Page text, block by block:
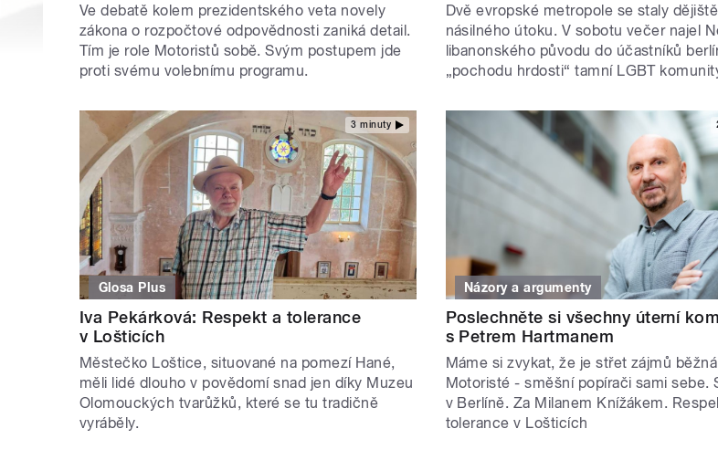
Ve debatě kolem prezidentského veta novely
zákona o rozpočtové odpovědnosti zaniká detail.
Tím je role Motoristů sobě. Svým postupem jde
proti svému volebnímu programu.
Dvě evropské metropole se staly
násilného útoku. V sobotu večer najel
libanonského původu do účastníků
„pochodu hrdosti“ tamní LGBT
3 minuty
Glosa Plus
Iva Pekárková: Respekt a tolerance
v Lošticích
Městečko Loštice, situované na pomezí Hané,
měli lidé dlouho v povědomí snad jen díky Muzeu
Olomouckých tvarůžků, které se tu tradičně
vyráběly.
Názory a argumenty
Poslechněte si všechny úterní
s Petrem Hartmanem
Máme si zvykat, že je střet zájmů
Motoristé - směšní popírači sami sebe.
v Berlíně. Za Milanem Knížákem.
tolerance v Lošticích